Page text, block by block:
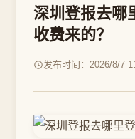
深圳登报去哪
收费来的？
发布时间：2026/8/7